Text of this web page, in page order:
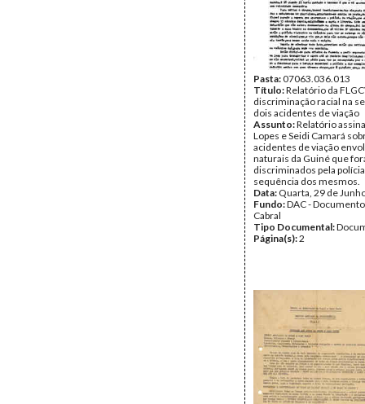
Pasta:07063.036.013
Título:Relatório da
discriminação racial na
dois acidentes de viação
Assunto:Relatório
Lopes e Seidi Camará
acidentes de viação
naturais da Guiné que
discriminados pela
sequência dos mesmos.
Data: Quarta, 29 de
Fundo:DAC -
Cabral
Tipo Documental:
Página(s):2